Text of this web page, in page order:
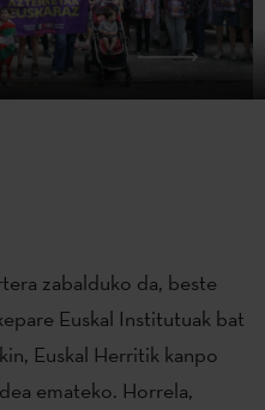
zabalduko da, beste
Euskal Institutuak bat
Euskal Herritik kanpo
emateko. Horrela,